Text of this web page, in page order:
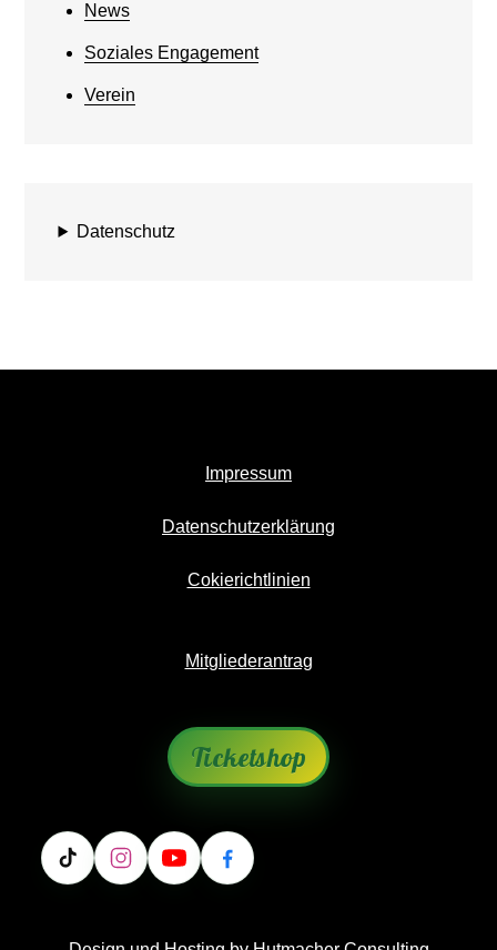
News
Soziales Engagement
Verein
Datenschutz
Impressum
Datenschutzerklärung
Cokierichtlinien
Mitgliederantrag
Ticketshop